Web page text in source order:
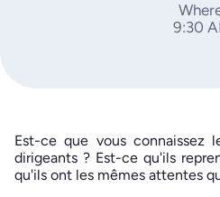
9:30
Est-ce que vous connaissez
dirigeants ? Est-ce qu'ils
qu'ils ont les mêmes attentes